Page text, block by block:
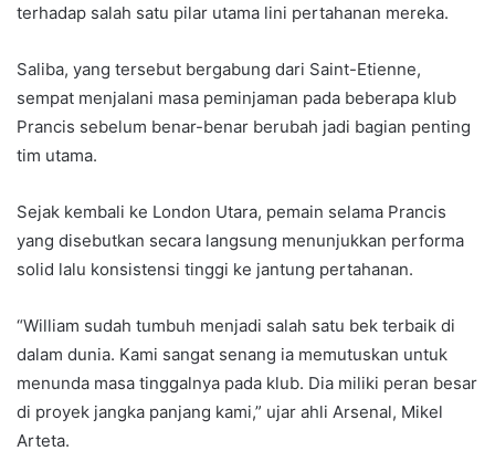
terhadap salah satu pilar utama lini pertahanan mereka.
Saliba, yang tersebut bergabung dari Saint-Etienne,
sempat menjalani masa peminjaman pada beberapa klub
Prancis sebelum benar-benar berubah jadi bagian penting
tim utama.
Sejak kembali ke London Utara, pemain selama Prancis
yang disebutkan secara langsung menunjukkan performa
solid lalu konsistensi tinggi ke jantung pertahanan.
“William sudah tumbuh menjadi salah satu bek terbaik di
dalam dunia. Kami sangat senang ia memutuskan untuk
menunda masa tinggalnya pada klub. Dia miliki peran besar
di proyek jangka panjang kami,” ujar ahli Arsenal, Mikel
Arteta.